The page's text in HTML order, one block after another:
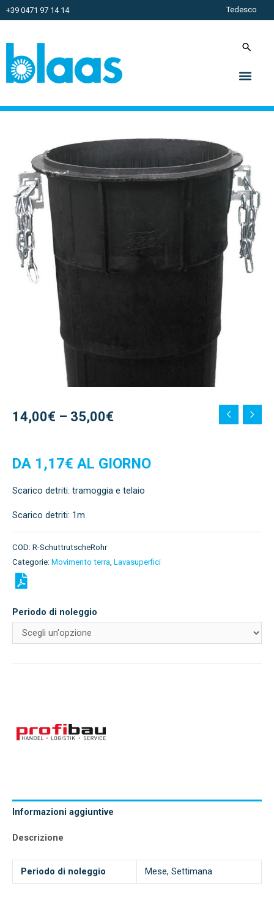
+39 0471 97 14 14 Tedesco
14,00€ – 35,00€
DA 1,17€ AL GIORNO
Scarico detriti: tramoggia e telaio
Scarico detriti: 1m
COD: R-SchuttrutscheRohr
Categorie: Movimento terra, Lavasuperfici
Periodo di noleggio
Informazioni aggiuntive
Descrizione
Periodo di noleggio Mese, Settimana